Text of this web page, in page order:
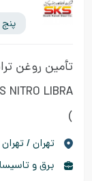
پنج
NITRO LIBRA
)
تهران / تهران
برق و